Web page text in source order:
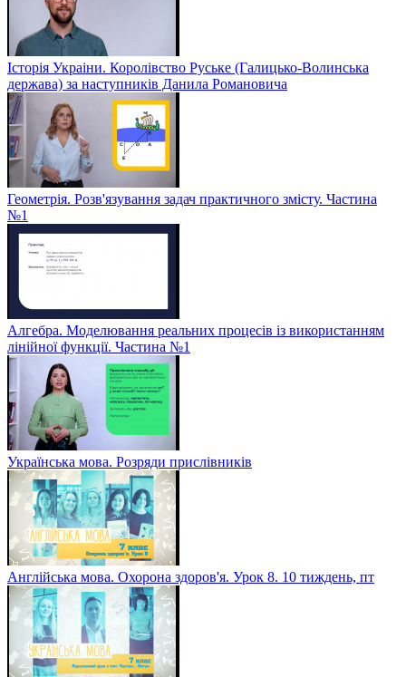
Історія Украіни. Королівство Руське (Галицько-Волинська
держава) за наступників Данила Романовича
Геометрія. Розв'язування задач практичного змісту. Частина
№1
Алгебра. Моделювання реальних процесів із використанням
лінійної функції. Частина №1
Українська мова. Розряди прислівників
Англійська мова. Охорона здоров'я. Урок 8. 10 тиждень, пт